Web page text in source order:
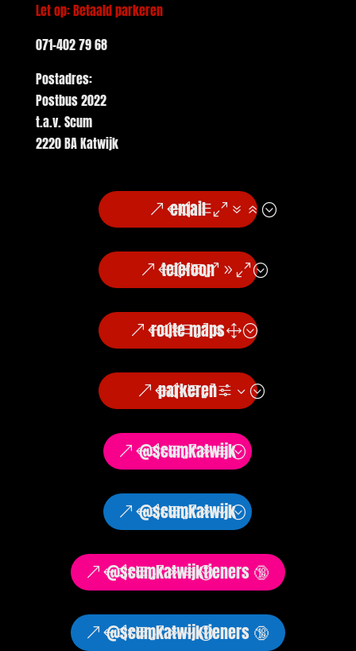
Let op: Betaald parkeren
071-402 79 68
Postadres:
Postbus 2022
t.a.v. Scum
2220 BA Katwijk
email
telefoon
route maps
parkeren
@scumkatwijk
@scumkatwijk
@scumkatwijktieners 🔞
@scumkatwijktieners 🔞